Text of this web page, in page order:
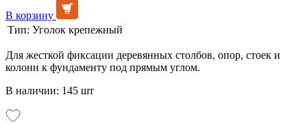
В корзину
Тип: Уголок крепежный
Для жесткой фиксации деревянных столбов, опор, стоек и
колонн к фундаменту под прямым углом.
В наличии: 145 шт